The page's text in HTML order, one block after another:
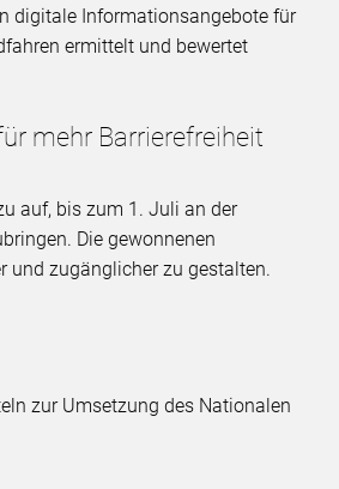
digitale Informationsangebote für
ermittelt und bewertet
mehr Barrierefreiheit
auf, bis zum 1. Juli an der
Die gewonnenen
und zugänglicher zu gestalten.
zur Umsetzung des Nationalen